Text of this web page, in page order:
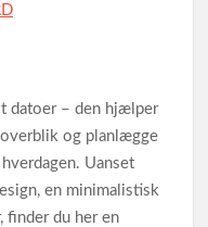
datoer – den hjælper
og planlægge
Uanset
en minimalistisk
finder du her en